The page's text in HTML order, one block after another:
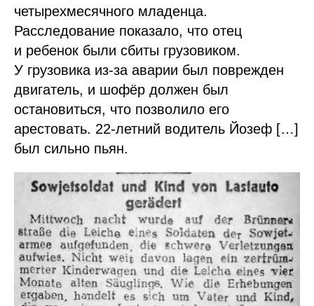
четырехмесячного младенца.
Расследование показало, что отец
и ребенок были сбиты грузовиком.
У грузовика из-за аварии был поврежден
двигатель, и шофёр должен был
остановиться, что позволило его
арестовать. 22-летний водитель Йозеф […]
был сильно пьян.